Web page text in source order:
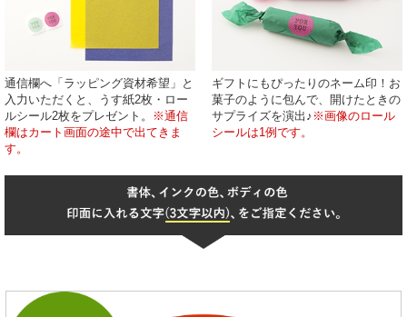
通信欄へ「ラッピング資材希望」と
入力いただくと、うす紙2枚・ロー
ルシール2枚をプレゼント。
※通信
欄はカート画面の途中で出てきま
す。
ギフトにもぴったりのネーム印！お
菓子のように包んで、開けたときの
サプライズを演出♪ ※画像のロール
シールは1例です。